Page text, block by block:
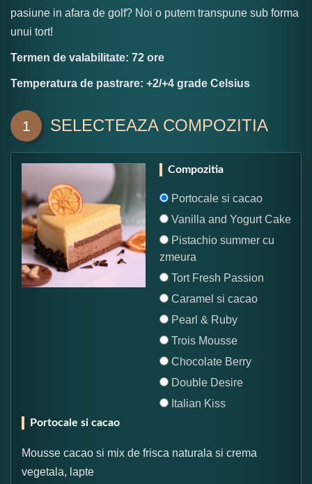
pasiune in afara de golf? Noi o putem transpune sub forma
unui tort!
Termen de valabilitate: 72 ore
Temperatura de pastrare: +2/+4 grade Celsius
1 SELECTEAZA COMPOZITIA
Compozitia
Portocale si cacao
Vanilla and Yogurt Cake
Pistachio summer cu
zmeura
Tort Fresh Passion
Caramel si cacao
Pearl & Ruby
Trois Mousse
Chocolate Berry
Double Desire
Italian Kiss
Portocale si cacao
Mousse cacao si mix de frisca naturala si crema
vegetala, lapte